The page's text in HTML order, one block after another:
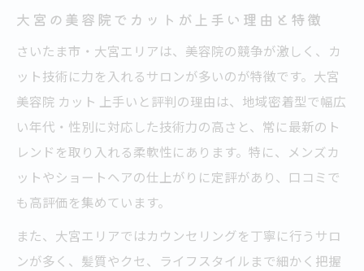
大宮の美容院でカットが上手い理由と特徴
さいたま市・大宮エリアは、美容院の競争が激しく、カ
ット技術に力を入れるサロンが多いのが特徴です。大宮
美容院 カット 上手いと評判の理由は、地域密着型で幅広
い年代・性別に対応した技術力の高さと、常に最新のト
レンドを取り入れる柔軟性にあります。特に、メンズカ
ットやショートヘアの仕上がりに定評があり、口コミで
も高評価を集めています。
また、大宮エリアではカウンセリングを丁寧に行うサロ
ンが多く、髪質やクセ、ライフスタイルまで細かく把握